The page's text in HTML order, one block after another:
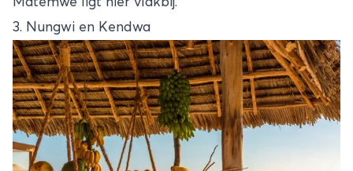
3. Nungwi en Kendwa